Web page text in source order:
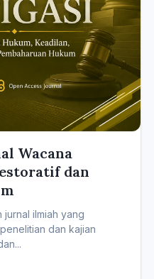
Wacana
dan
dan kajian